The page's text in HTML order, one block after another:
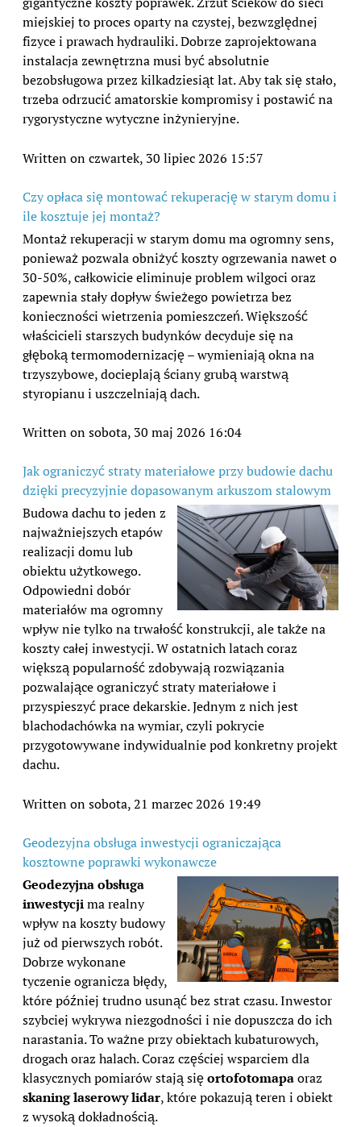
miejskiej to proces oparty na czystej, bezwzględnej
fizyce i prawach hydrauliki. Dobrze zaprojektowana
instalacja zewnętrzna musi być absolutnie
bezobsługowa przez kilkadziesiąt lat. Aby tak się stało,
trzeba odrzucić amatorskie kompromisy i postawić na
rygorystyczne wytyczne inżynieryjne.
Written on czwartek, 30 lipiec 2026 15:57
Czy opłaca się montować rekuperację w starym domu i
ile kosztuje jej montaż?
Montaż rekuperacji w starym domu ma ogromny sens,
ponieważ pozwala obniżyć koszty ogrzewania nawet o
30-50%, całkowicie eliminuje problem wilgoci oraz
zapewnia stały dopływ świeżego powietrza bez
konieczności wietrzenia pomieszczeń. Większość
właścicieli starszych budynków decyduje się na
głęboką termomodernizację – wymieniają okna na
trzyszybowe, docieplają ściany grubą warstwą
styropianu i uszczelniają dach.
Written on sobota, 30 maj 2026 16:04
Jak ograniczyć straty materiałowe przy budowie dachu
dzięki precyzyjnie dopasowanym arkuszom stalowym
Budowa dachu to jeden z
najważniejszych etapów
realizacji domu lub
obiektu użytkowego.
Odpowiedni dobór
materiałów ma ogromny
wpływ nie tylko na trwałość konstrukcji, ale także na
koszty całej inwestycji. W ostatnich latach coraz
większą popularność zdobywają rozwiązania
pozwalające ograniczyć straty materiałowe i
przyspieszyć prace dekarskie. Jednym z nich jest
blachodachówka na wymiar, czyli pokrycie
przygotowywane indywidualnie pod konkretny projekt
dachu.
Written on sobota, 21 marzec 2026 19:49
Geodezyjna obsługa inwestycji ograniczająca
kosztowne poprawki wykonawcze
Geodezyjna obsługa
inwestycjima realny
wpływ na koszty budowy
już od pierwszych robót.
Dobrze wykonane
tyczenie ogranicza błędy,
które później trudno usunąć bez strat czasu. Inwestor
szybciej wykrywa niezgodności i nie dopuszcza do ich
narastania. To ważne przy obiektach kubaturowych,
drogach oraz halach. Coraz częściej wsparciem dla
klasycznych pomiarów stają sięortofotomapaoraz
skaning laserowy lidar, które pokazują teren i obiekt
z wysoką dokładnością.